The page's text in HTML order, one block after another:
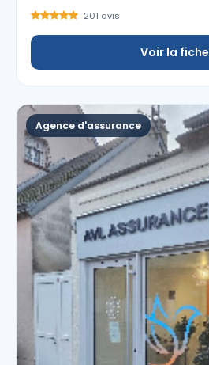
201 avis
Voir la fiche
Agence d'assurance